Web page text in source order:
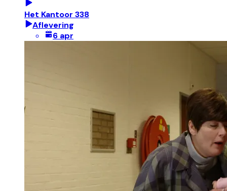
Het Kantoor 338
Aflevering
6 apr